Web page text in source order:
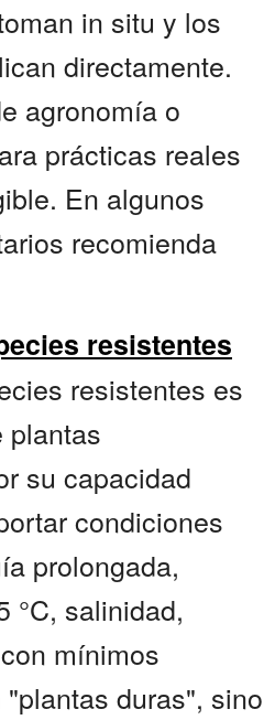
in situ y los
directamente.
agronomía o
prácticas reales
En algunos
recomienda
resistentes
resistentes es
plantas
su capacidad
condiciones
prolongada,
°C, salinidad,
mínimos
duras", sino